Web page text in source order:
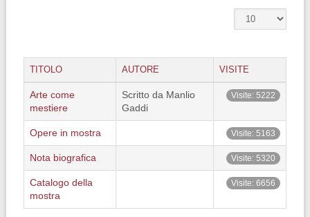
TITOLO AUTORE VISITE
Arte come
mestiere
Scritto da Manlio
Gaddi
Visite: 5222
Opere in mostra Visite: 5163
Nota biografica Visite: 5320
Catalogo della
mostra
Visite: 6656